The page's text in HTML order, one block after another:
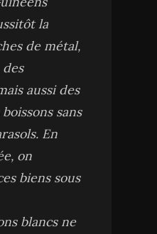
la
de métal,
aussi des
sans
En
on
biens sous
blancs ne